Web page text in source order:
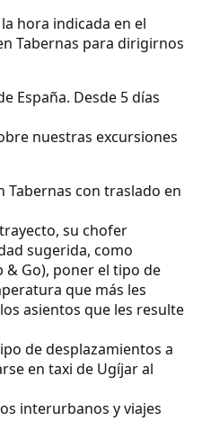
hora indicada en el
Tabernas para dirigirnos
España. Desde 5 días
nuestras excursiones
Tabernas con traslado en
su chofer
sugerida, como
& Go), poner el tipo de
que más les
asientos que les resulte
de desplazamientos a
en taxi de Ugíjar al
interurbanos y viajes